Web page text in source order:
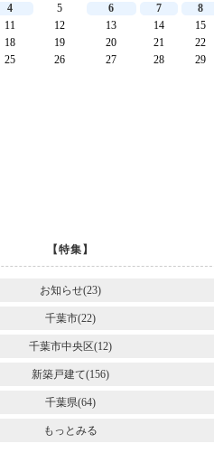
4 5 6 7
8
11 12 13 14
15
18 19 20 21
22
25 26 27 28
29
【特集】
お知らせ(23)
千葉市(22)
千葉市中央区(12)
新築戸建て(156)
千葉県(64)
もっとみる